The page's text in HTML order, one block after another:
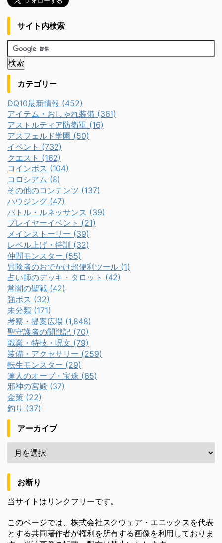
サイト内検索
カテゴリー
DQ10最新情報 (452)
アイテム・おしゃれ装備 (361)
アストルティア防衛軍 (16)
アスフェルド学園 (50)
イベント (732)
クエスト (162)
コインボス (104)
コロシアム (8)
その他のコンテンツ (137)
ハウジング (47)
バトル・ルネッサンス (39)
プレイヤーイベント (21)
メインストーリー (39)
レベル上げ・特訓 (32)
仲間モンスター (55)
冒険者のおでかけ超便利ツール (1)
占い師のデッキ・タロット (42)
常闇の聖戦 (42)
強ボス (32)
未分類 (171)
考察・提案広場 (1,848)
聖守護者の闘戦記 (70)
職業・特技・呪文 (79)
装備・アクセサリー (259)
転生モンスター (29)
達人のオーブ・宝珠 (65)
邪神の宮殿 (37)
金策 (22)
釣り (37)
アーカイブ
お断り
当サイトはリンクフリーです。
このページでは、株式会社スクウェア・エニックスを代表
とする共同著作者が権利を所有する画像を利用しておりま